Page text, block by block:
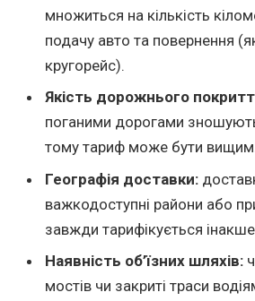
множиться на кількість
подачу авто та повернення
кругорейс).
Якість дорожнього
поганими дорогами
тому тариф може бути
Географія доставки:
важкодоступні райони або
завжди тарифікується
Наявність об’їзних шляхів:
мостів чи закриті траси